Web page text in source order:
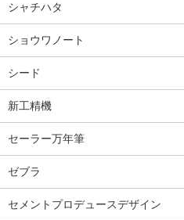
シャチハタ
ショウワノート
シード
新工精機
セーラー万年筆
ゼブラ
セメントプロデュースデザイン